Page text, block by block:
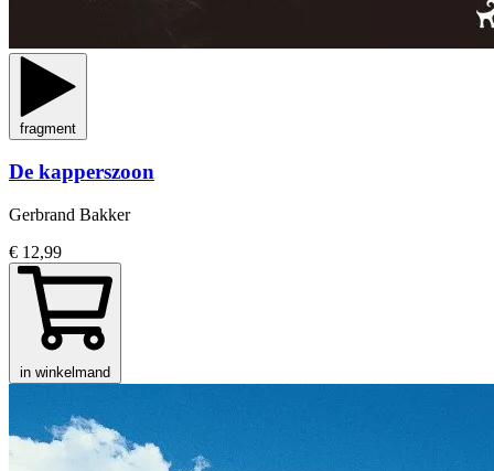
fragment
De kapperszoon
Gerbrand Bakker
€ 12,99
in winkelmand